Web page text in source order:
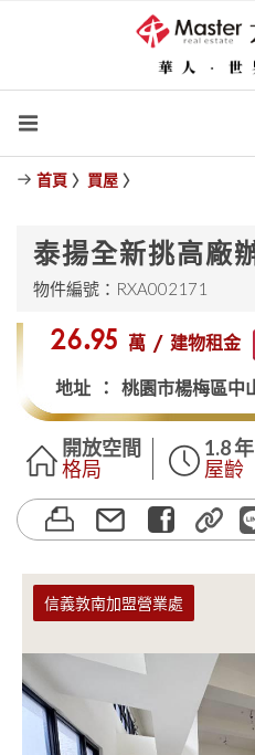
首頁 〉 買屋 〉
泰揚全新挑高廠
物件編號：RXA002171
$26.95 萬 / 建物租金
地址 ： 桃園市楊梅區中
開放空間
格局
1.8 年
屋齡
信義敦南加盟營業處